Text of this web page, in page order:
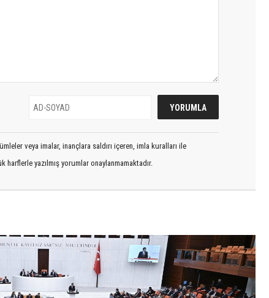
veya imalar, inançlara saldırı içeren, imla kuralları ile
yazılmış yorumlar onaylanmamaktadır.